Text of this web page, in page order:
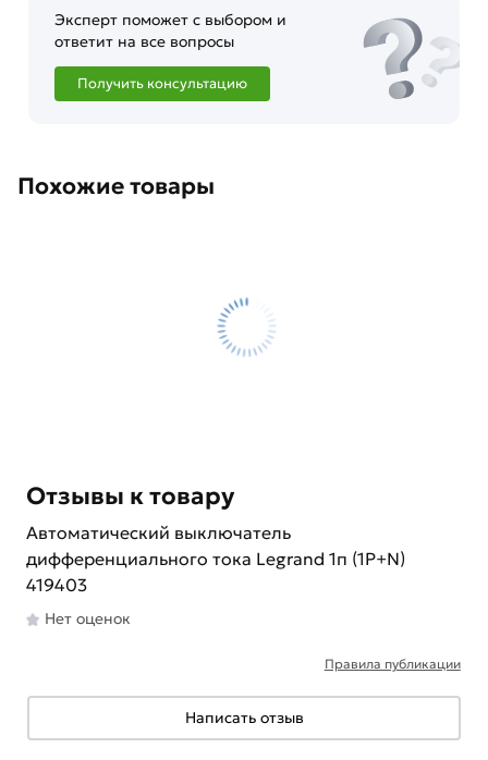
Эксперт поможет с выбором и
ответит на все вопросы
Получить консультацию
Похожие товары
Отзывы к товару
Автоматический выключатель
дифференциального тока Legrand 1п (1P+N)
419403
Нет оценок
Правила публикации
Написать отзыв